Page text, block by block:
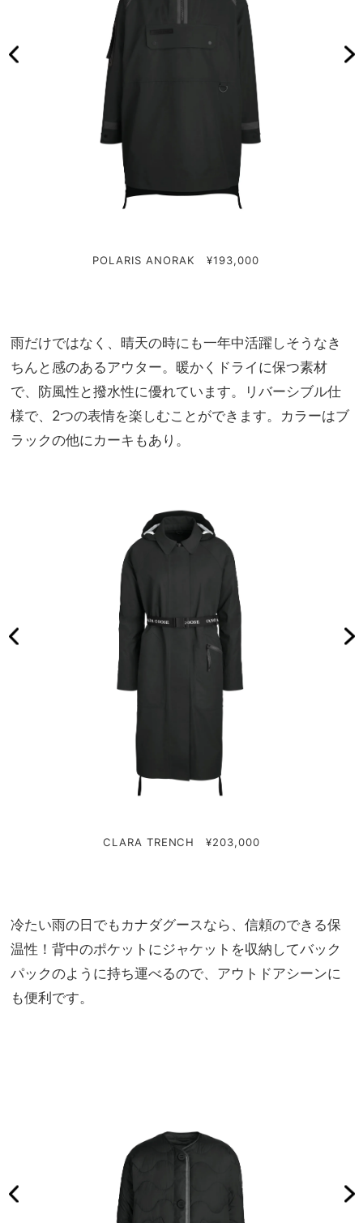
POLARIS ANORAK ¥193,000
雨だけではなく、晴天の時にも一年中活躍しそうなき
ちんと感のあるアウター。暖かくドライに保つ素材
で、防風性と撥水性に優れています。リバーシブル仕
様で、2つの表情を楽しむことができます。カラーはブ
ラックの他にカーキもあり。
CLARA TRENCH ¥203,000
冷たい雨の日でもカナダグースなら、信頼のできる保
温性！背中のポケットにジャケットを収納してバック
パックのように持ち運べるので、アウトドアシーンに
も便利です。